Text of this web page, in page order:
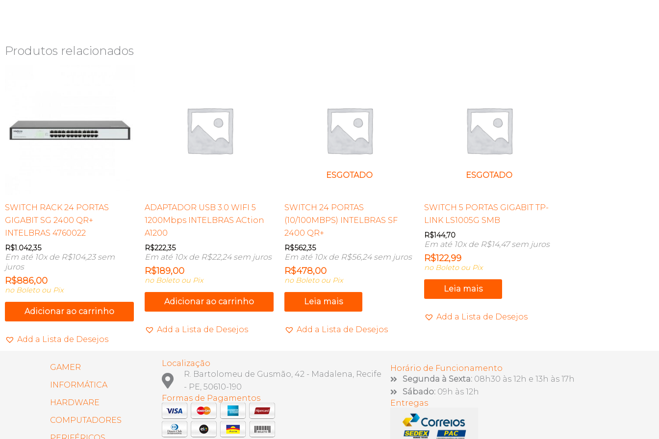
Produtos relacionados
SWITCH RACK 24 PORTAS
GIGABIT SG 2400 QR+
INTELBRAS 4760022
R$1.042,35
Em até 10x de R$104,23sem
juros
R$886,00
no Boleto ou Pix
Adicionar ao carrinho
Add a Lista de Desejos
ADAPTADOR USB 3.0 WIFI 5
1200Mbps INTELBRAS ACtion
A1200
R$222,35
Em até 10x de R$22,24sem juros
R$189,00
no Boleto ou Pix
Adicionar ao carrinho
Add a Lista de Desejos
ESGOTADO
SWITCH 24 PORTAS
(10/100MBPS) INTELBRAS SF
2400 QR+
R$562,35
Em até 10x de R$56,24sem juros
R$478,00
no Boleto ou Pix
Leia mais
Add a Lista de Desejos
ESGOTADO
SWITCH 5 PORTAS GIGABIT TP-
LINK LS1005G SMB
R$144,70
Em até 10x de R$14,47sem juros
R$122,99
no Boleto ou Pix
Leia mais
Add a Lista de Desejos
GAMER
INFORMÁTICA
HARDWARE
COMPUTADORES
Localização
R. Bartolomeu de Gusmão, 42 - Madalena, Recife
- PE, 50610-190
Formas de Pagamentos
Horário de Funcionamento
Segunda à Sexta: 08h30 às 12h e 13h às 17h
Sábado: 09h às 12h
Entregas